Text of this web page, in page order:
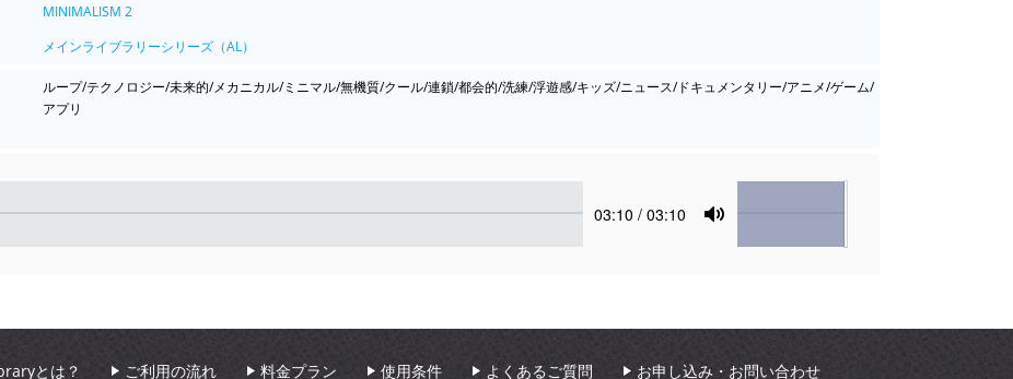
MINIMALISM 2
メインライブラリーシリーズ（AL）
ループ/テクノロジー/未来的/メカニカル/ミニマル/無機質/クール/連鎖/都会的/洗練/浮遊感/キッズ/ニュース/ドキュメンタリー/アニメ/ゲーム/
アプリ
Current
03:10 / 03:10
Mute
Volume
とは？ ご利用の流れ 料金プラン 使用条件 よくあるご質問 お申し込み・お問い合わせ